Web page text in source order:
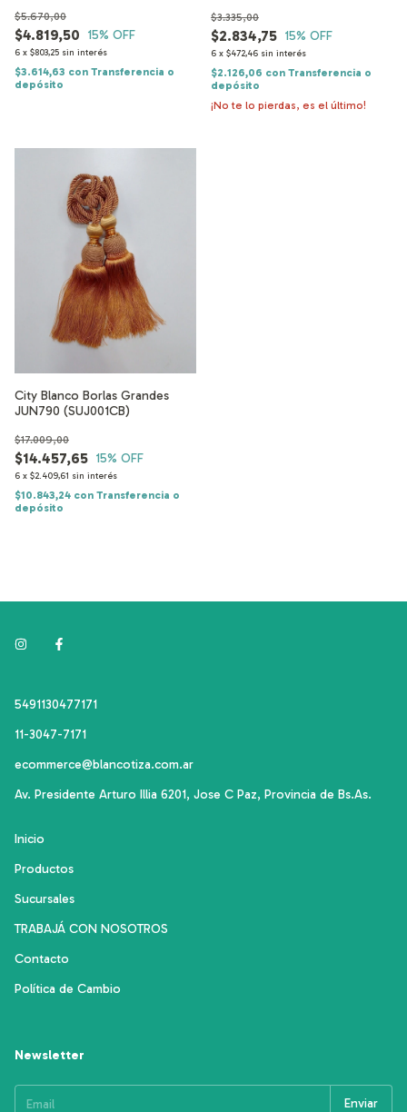
$4.819,50
$5.670,00
15% OFF
6 x $803,25 sin interés
$3.614,63 con Transferencia o
depósito
$2.834,75
$3.335,00
15% OFF
6 x $472,46 sin interés
$2.126,06 con Transferencia o
depósito
¡No te lo pierdas, es el último!
City Blanco Borlas Grandes
JUN790 (SUJ001CB)
$14.457,65
$17.009,00
15% OFF
6 x $2.409,61 sin interés
$10.843,24 con Transferencia o
depósito
5491130477171
11-3047-7171
ecommerce@blancotiza.com.ar
Av. Presidente Arturo Illia 6201, Jose C Paz, Provincia de Bs.As.
Inicio
Productos
Sucursales
TRABAJÁ CON NOSOTROS
Contacto
Política de Cambio
Newsletter